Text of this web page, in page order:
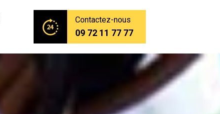
Contactez-nous
09 72 11 77 77